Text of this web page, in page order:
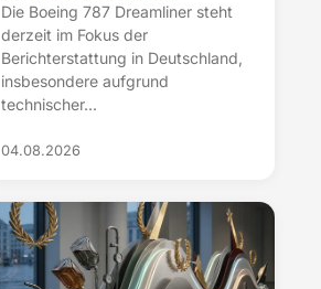
Die Boeing 787 Dreamliner steht
derzeit im Fokus der
Berichterstattung in Deutschland,
insbesondere aufgrund
technischer...
04.08.2026